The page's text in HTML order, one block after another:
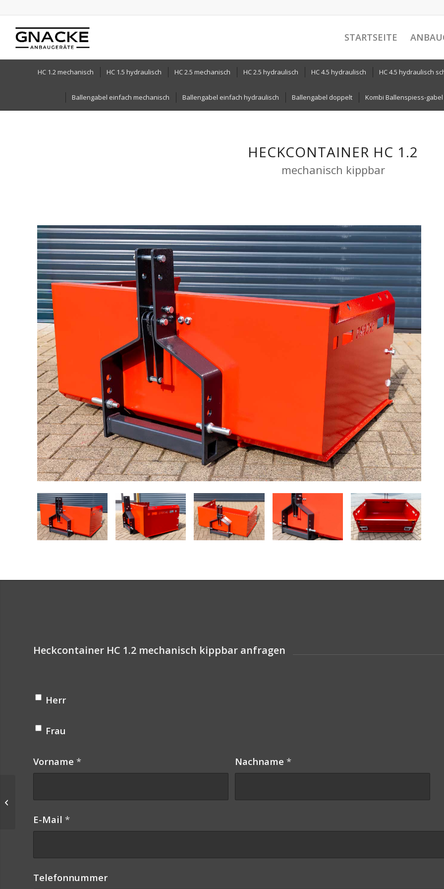
STARTSEITE
HC 1.2 mechanisch HC 1.5 hydraulisch HC 2.5 mechanisch HC 2.5 hydraulisch HC 4.5 hydraulisch HC 4.5 hydraulisch
Ballengabel einfach mechanisch Ballengabel einfach hydraulisch Ballengabel doppelt Kombi Ballenspiess-gabel
HECKCONTAINER HC 1.2
mechanisch kippbar
Heckcontainer HC 1.2 mechanisch kippbar anfragen
Herr
Frau
Vorname * Nachname *
E-Mail *
Telefonnummer